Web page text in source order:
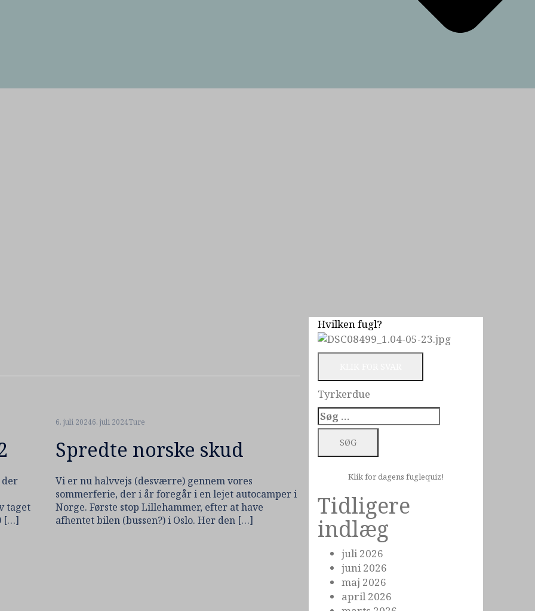
der
taget
[…]
6. juli 20246. juli 2024Ture
Spredte norske skud
Vi er nu halvvejs (desværre) gennem vores
sommerferie, der i år foregår i en lejet autocamper i
Norge. Første stop Lillehammer, efter at have
afhentet bilen (bussen?) i Oslo. Her den […]
Hvilken fugl?
Tyrkerdue
Søg
efter:
Klik for dagens fuglequiz!
Tidligere
indlæg
juli 2026
juni 2026
maj 2026
april 2026